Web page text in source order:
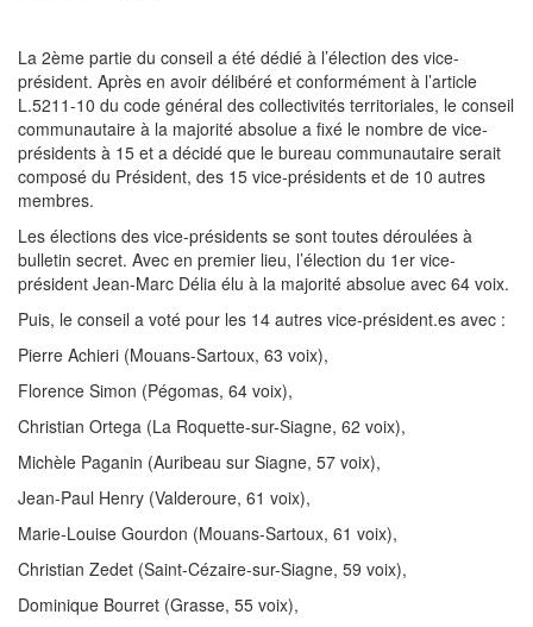
La 2ème partie du conseil a été dédié à l’élection des vice-
président. Après en avoir délibéré et conformément à l’article
L.5211-10 du code général des collectivités territoriales, le conseil
communautaire à la majorité absolue a fixé le nombre de vice-
présidents à 15 et a décidé que le bureau communautaire serait
composé du Président, des 15 vice-présidents et de 10 autres
membres.
Les élections des vice-présidents se sont toutes déroulées à
bulletin secret. Avec en premier lieu, l’élection du 1er vice-
président Jean-Marc Délia élu à la majorité absolue avec 64 voix.
Puis, le conseil a voté pour les 14 autres vice-président.es avec :
Pierre Achieri (Mouans-Sartoux, 63 voix),
Florence Simon (Pégomas, 64 voix),
Christian Ortega (La Roquette-sur-Siagne, 62 voix),
Michèle Paganin (Auribeau sur Siagne, 57 voix),
Jean-Paul Henry (Valderoure, 61 voix),
Marie-Louise Gourdon (Mouans-Sartoux, 61 voix),
Christian Zedet (Saint-Cézaire-sur-Siagne, 59 voix),
Dominique Bourret (Grasse, 55 voix),